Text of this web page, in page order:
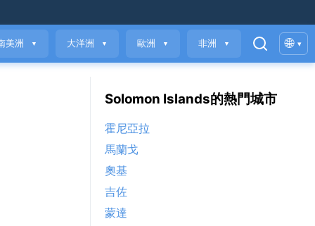
美洲 ▼ 大洋洲 ▼ 歐洲 ▼ 非洲 ▼ 🌐 ▾
Solomon Islands的熱門城市
霍尼亞拉
馬蘭戈
奧基
吉佐
蒙達